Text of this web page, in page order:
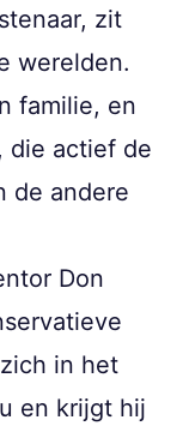
zit
werelden.
familie, en
die actief de
de andere
Don
in het
en krijgt hij